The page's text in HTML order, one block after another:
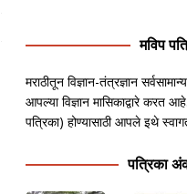
मविप
मराठीतून विज्ञान-तंत्रज्ञान
आपल्या विज्ञान मासिकाद्वारे करत
पत्रिका) होण्यासाठी आपले इथे
पत्रिका